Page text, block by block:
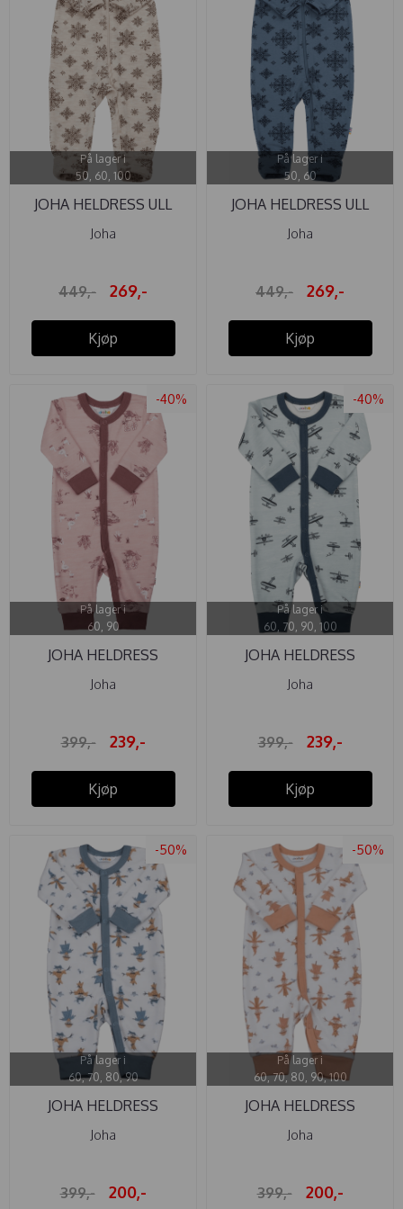
På lager i
50, 60, 100
JOHA HELDRESS ULL
SNOWFLAKE ...
Joha
449,- 269,-
Kjøp
På lager i
50, 60
JOHA HELDRESS ULL
SNOWFLAKE ...
Joha
449,- 269,-
Kjøp
-40%
På lager i
60, 90
JOHA HELDRESS
ULL/BAMBUS ...
Joha
399,- 239,-
Kjøp
-40%
På lager i
60, 70, 90, 100
JOHA HELDRESS
ULL/BAMBUS ...
Joha
399,- 239,-
Kjøp
-50%
På lager i
60, 70, 80, 90
JOHA HELDRESS
ULL/BAMBUS ...
Joha
399,- 200,-
-50%
På lager i
60, 70, 80, 90, 100
JOHA HELDRESS
ULL/BAMBUS ...
Joha
399,- 200,-